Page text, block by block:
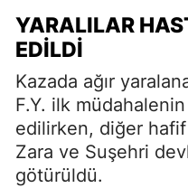
YARALILAR
EDILDI
Kazada ağır
F.Y. ilk
edilirken, diğer
Zara ve Suşehri
götürüldü.